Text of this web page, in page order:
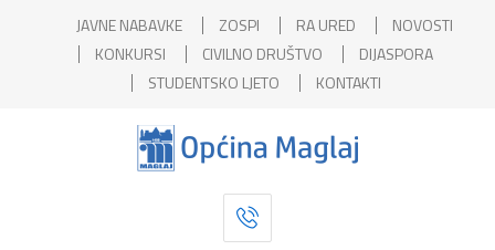
JAVNE NABAVKE ZOSPI RA URED
NOVOSTI
KONKURSI
CIVILNO DRUŠTVO
DIJASPORA
STUDENTSKO LJETO
KONTAKTI